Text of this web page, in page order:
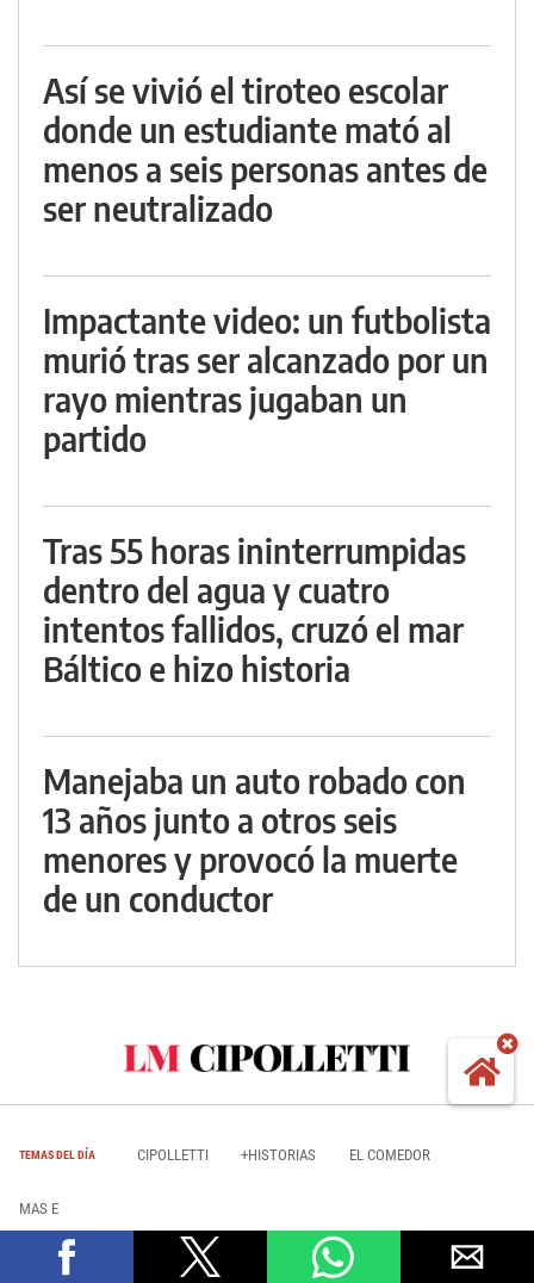
Así se vivió el tiroteo escolar
donde un estudiante mató al
menos a seis personas antes de
ser neutralizado
Impactante video: un futbolista
murió tras ser alcanzado por un
rayo mientras jugaban un
partido
Tras 55 horas ininterrumpidas
dentro del agua y cuatro
intentos fallidos, cruzó el mar
Báltico e hizo historia
Manejaba un auto robado con
13 años junto a otros seis
menores y provocó la muerte
de un conductor
TEMAS DEL DÍA CIPOLLETTI +HISTORIAS EL COMEDOR
MAS E